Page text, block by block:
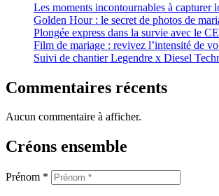
Les moments incontournables à capturer
Golden Hour : le secret de photos de
Plongée express dans la survie avec le
Film de mariage : revivez l’intensité de
Suivi de chantier Legendre x Diesel
Commentaires récents
Aucun commentaire à afficher.
Créons ensemble
Prénom *